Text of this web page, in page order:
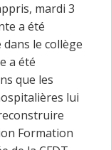
mardi 3
a été
le collège
a été
que les
lui
Formation